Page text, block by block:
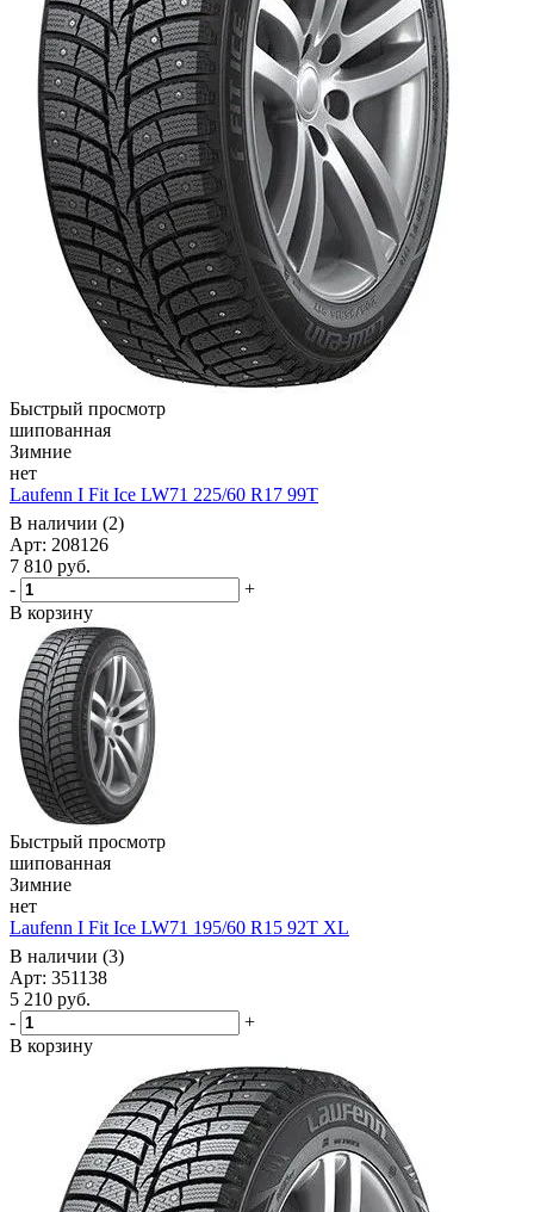
Быстрый просмотр
шипованная
Зимние
нет
Laufenn I Fit Ice LW71 225/60 R17 99T
В наличии (2)
Арт: 208126
7 810 руб.
-
+
В корзину
Быстрый просмотр
шипованная
Зимние
нет
Laufenn I Fit Ice LW71 195/60 R15 92T XL
В наличии (3)
Арт: 351138
5 210 руб.
-
+
В корзину